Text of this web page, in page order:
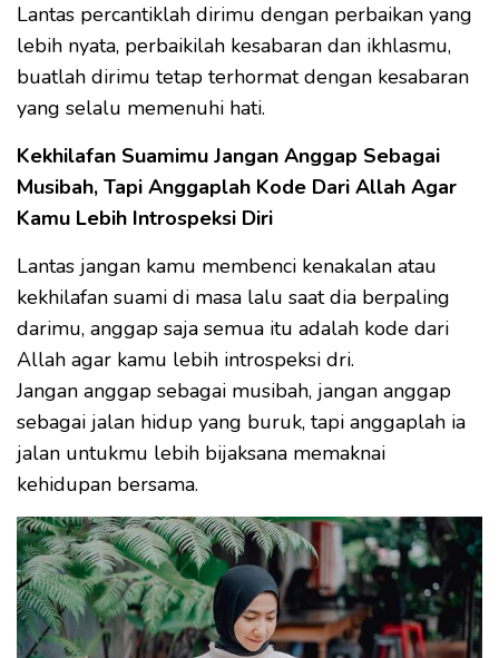
Lantas percantiklah dirimu dengan perbaikan yang
lebih nyata, perbaikilah kesabaran dan ikhlasmu,
buatlah dirimu tetap terhormat dengan kesabaran
yang selalu memenuhi hati.
Kekhilafan Suamimu Jangan Anggap Sebagai
Musibah, Tapi Anggaplah Kode Dari Allah Agar
Kamu Lebih Introspeksi Diri
Lantas jangan kamu membenci kenakalan atau
kekhilafan suami di masa lalu saat dia berpaling
darimu, anggap saja semua itu adalah kode dari
Allah agar kamu lebih introspeksi dri.
Jangan anggap sebagai musibah, jangan anggap
sebagai jalan hidup yang buruk, tapi anggaplah ia
jalan untukmu lebih bijaksana memaknai
kehidupan bersama.